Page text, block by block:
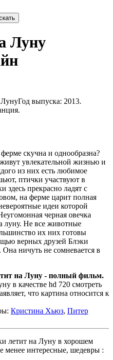
Луну
Год выпуска: 2013.
скучна и однообразна?
увлекательной жизнью и
из них есть любимое
птички участвуют в
прекрасно ладят с
на ферме царит полная
идеи которой
черная овечка
луну. Не все животные
их них готовы
верных друзей Блэки
Она ничуть не сомневается в
на Луну - полный фильм.
качестве hd 720 смотреть
что картина относится к
Кристина Хьюз, Питер
летит на Луну в хорошем
менее интересные, шедевры :